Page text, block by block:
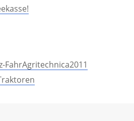
FahrAgritechnica2011